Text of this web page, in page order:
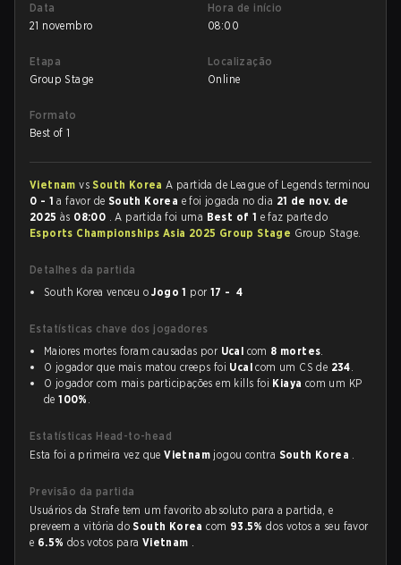
Data
21 novembro
Hora de início
08:00
Etapa
Group Stage
Localização
Online
Formato
Best of 1
Vietnamvs South KoreaA partida de League of Legends terminou
0 - 1 a favor de South Korea e foi jogada no dia 21 de nov. de
2025 às 08:00 . A partida foi uma Best of 1 e faz parte do
Esports Championships Asia 2025 Group Stage Group Stage.
Detalhes da partida
South Korea venceu oJogo 1 por 17 - 4
Estatísticas chave dos jogadores
Maiores mortes foram causadas por Ucal com 8 mortes.
O jogador que mais matou creeps foi Ucal com um CS de 234.
O jogador com mais participações em kills foi Kiaya com um KP
de100% .
Estatísticas Head-to-head
Esta foi a primeira vez queVietnam jogou contra South Korea .
Previsão da partida
Usuários da Strafe tem um favorito absoluto para a partida, e
preveem a vitória doSouth Koreacom 93.5%dos votos a seu favor
e 6.5% dos votos para Vietnam .